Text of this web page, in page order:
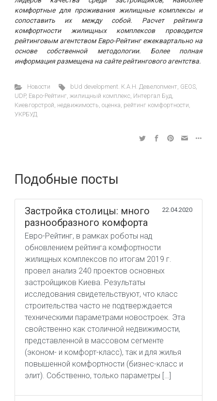
комфортные для проживания жилищные комплексы и
сопоставить их между собой. Расчет рейтинга
комфортности жилищных комплексов проводится
рейтинговым агентством Евро-Рейтинг ежеквартально на
основе собственной методологии. Более полная
информация размещена на сайте рейтингового агентства.
Новости bUd development. К.А.Н. Девелопмент, GEOS,
UDP, Евро-Рейтинг, жилищный комплекс, Интергал Буд,
Киевгорстрой, недвижимость, оценка, рейтинг комфортности,
УКРБУД
Подобные посты
Застройка столицы: много
разнообразного комфорта
22.04.2020
Евро-Рейтинг, в рамках роботы над
обновлением рейтинга комфортности
жилищных комплексов по итогам 2019 г.
провел анализ 240 проектов основных
застройщиков Киева. Результаты
исследования свидетельствуют, что класс
строительства часто не подтверждается
техническими параметрами новостроек. Эта
свойственно как столичной недвижимости,
представленной в массовом сегменте
(эконом- и комфорт-класс), так и для жилья
повышенной комфортности (бизнес-класс и
элит). Собственно, только параметры […]